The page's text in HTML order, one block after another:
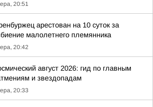
20:51
арестован на 10 суток за
малолетнего племянника
20:42
август 2026: гид по главным
и звездопадам
20:33